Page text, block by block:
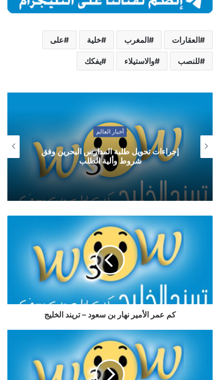
العقارات المغرب خلية على
للنصب والاستيلاء يفكك
أخبار العالم
إجراءات تحويل طلبة المدارس البحرين وفق
شروط وألية الطلب
كم عمر الأمير نهار بن سعود – تريند الخليج